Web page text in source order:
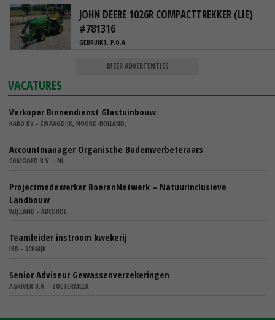
JOHN DEERE 1026R COMPACTTREKKER (LIE)
#781316
GEBRUIKT, P.O.A.
MEER ADVERTENTIES
VACATURES
Verkoper Binnendienst Glastuinbouw
KARO BV - ZWAAGDIJK, NOORD-HOLLAND,
Accountmanager Organische Bodemverbeteraars
COMGOED B.V. - NL
Projectmedewerker BoerenNetwerk – Natuurinclusieve
Landbouw
WIJ.LAND - ABCOUDE
Teamleider instroom kwekerij
IBN - SCHAIJK
Senior Adviseur Gewassenverzekeringen
AGRIVER U.A. - ZOETERMEER